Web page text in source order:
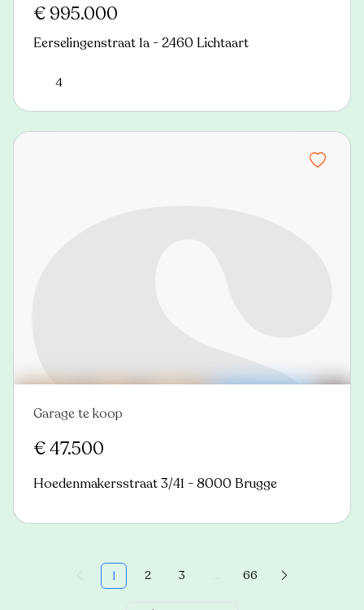
€ 995.000
Eerselingenstraat 1a - 2460 Lichtaart
4
Nieuw
Garage te koop
€ 47.500
Hoedenmakersstraat 3/41 - 8000 Brugge
1 2 3 ... 66